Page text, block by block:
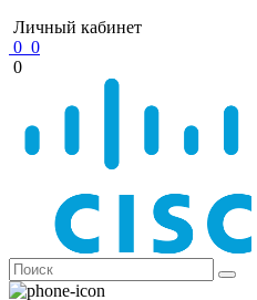
Личный кабинет
0 0
0